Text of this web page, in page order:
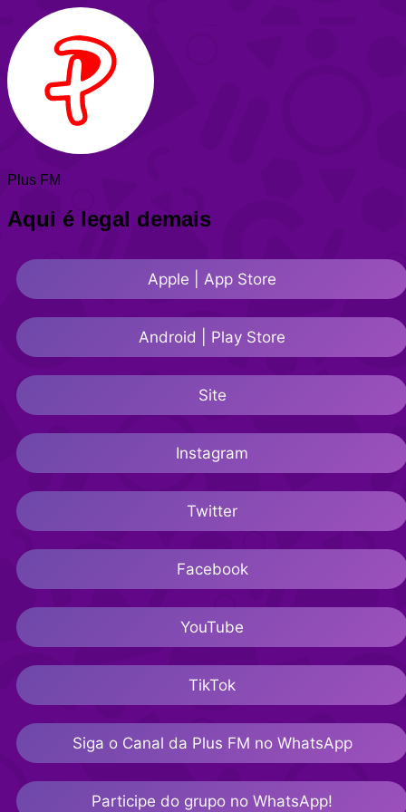
Plus FM
Aqui é legal demais
Apple | App Store
Android | Play Store
Site
Instagram
Twitter
Facebook
YouTube
TikTok
Siga o Canal da Plus FM no WhatsApp
Participe do grupo no WhatsApp!